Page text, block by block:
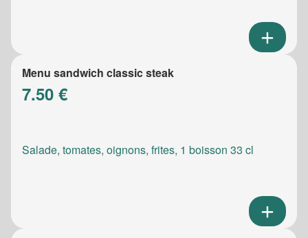
Menu sandwich classic steak
7.50 €
Salade, tomates, oignons, frites, 1 boisson 33 cl